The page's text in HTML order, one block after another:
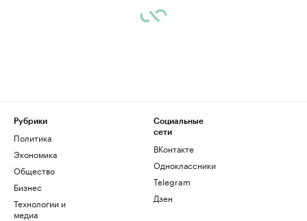
Рубрики
Политика
Экономика
Общество
Бизнес
Технологии и
медиа
Социальные
сети
ВКонтакте
Одноклассники
Telegram
Дзен